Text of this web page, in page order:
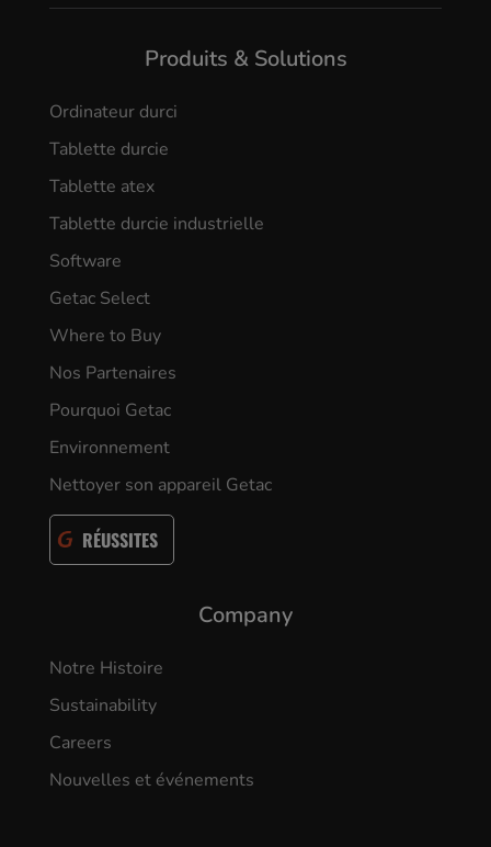
Produits & Solutions
Ordinateur durci
Tablette durcie
Tablette atex
Tablette durcie industrielle
Software
Getac Select
Where to Buy
Nos Partenaires
Pourquoi Getac
Environnement
Nettoyer son appareil Getac
RÉUSSITES
Company
Notre Histoire
Sustainability
Careers
Nouvelles et événements